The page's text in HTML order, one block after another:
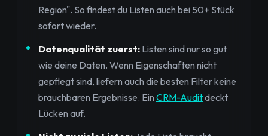
Region". So findest du Listen auch bei 50+ Stück
sofort wieder.
Datenqualität zuerst: Listen sind nur so gut
wie deine Daten. Wenn Eigenschaften nicht
gepflegt sind, liefern auch die besten Filter keine
brauchbaren Ergebnisse. Ein CRM-Auditdeckt
Lücken auf.